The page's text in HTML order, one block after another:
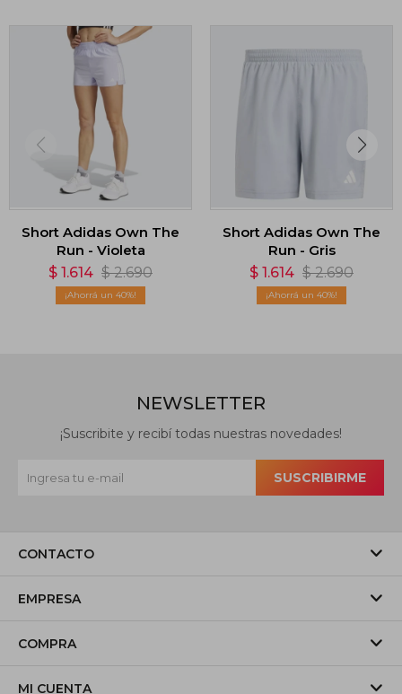
Short Adidas Own The
Run - Violeta
$ 1.614 $ 2.690
40
Short Adidas Own The
Run - Gris
$ 1.614 $ 2.690
40
CONTACTO
EMPRESA
COMPRA
MI CUENTA
NEWSLETTER
¡Suscribite y recibí todas nuestras novedades!
SUSCRIBIRME